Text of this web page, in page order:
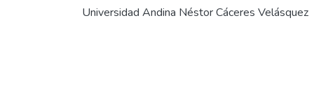
Universidad Andina Néstor Cáceres Velásquez